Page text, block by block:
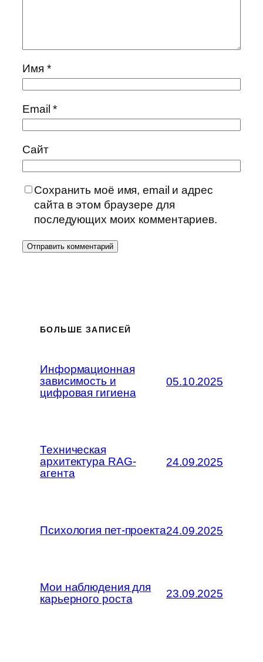
Имя *
Email*
Сайт
Сохранить моё имя, email и адрес
сайта в этом браузере для
последующих моих комментариев.
БОЛЬШЕ ЗАПИСЕЙ
Информационная
зависимость и
цифровая гигиена
05.10.2025
Техническая
архитектура RAG-
агента
24.09.2025
Психология пет-проекта24.09.2025
Мои наблюдения для
карьерного роста
23.09.2025